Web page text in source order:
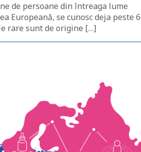
de persoane din întreaga lume
Europeană, se cunosc deja peste
rare sunt de origine […]